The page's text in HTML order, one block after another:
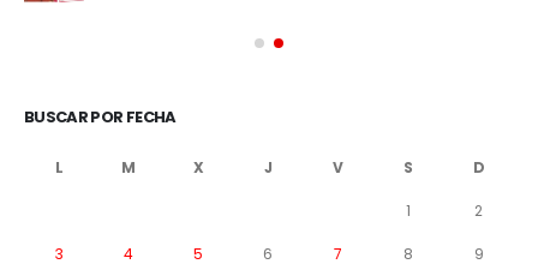
BUSCAR POR FECHA
L M X J V S D
1 2
3 4 5 6 7 8 9